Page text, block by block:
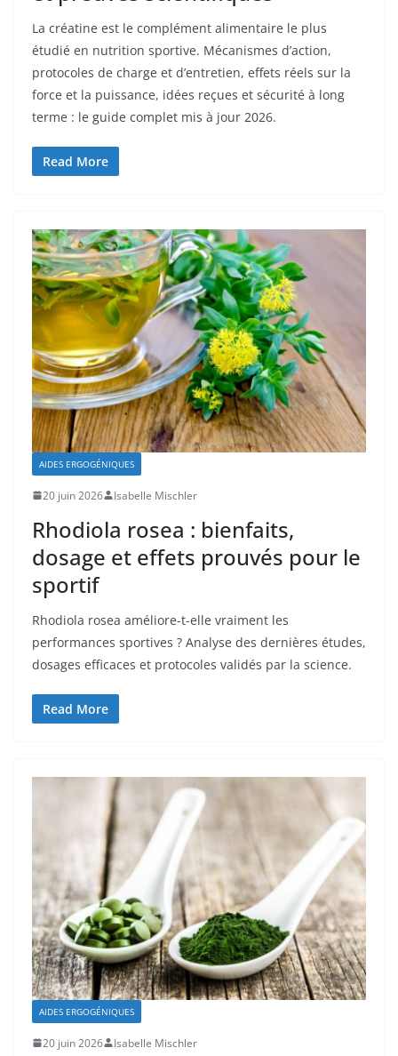
La créatine est le complément alimentaire le plus
étudié en nutrition sportive. Mécanismes d’action,
protocoles de charge et d’entretien, effets réels sur la
force et la puissance, idées reçues et sécurité à long
terme : le guide complet mis à jour 2026.
Read More
AIDES ERGOGÉNIQUES
20 juin 2026 Isabelle Mischler
Rhodiola rosea : bienfaits,
dosage et effets prouvés pour le
sportif
Rhodiola rosea améliore-t-elle vraiment les
performances sportives ? Analyse des dernières études,
dosages efficaces et protocoles validés par la science.
Read More
AIDES ERGOGÉNIQUES
20 juin 2026 Isabelle Mischler